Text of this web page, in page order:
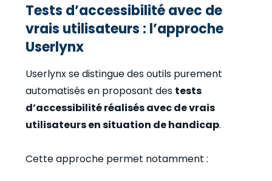
Tests d’accessibilité avec de
vrais utilisateurs : l’approche
Userlynx
Userlynx se distingue des outils purement
automatisés en proposant des tests
d’accessibilité réalisés avec de vrais
utilisateurs en situation de handicap.
Cette approche permet notamment :